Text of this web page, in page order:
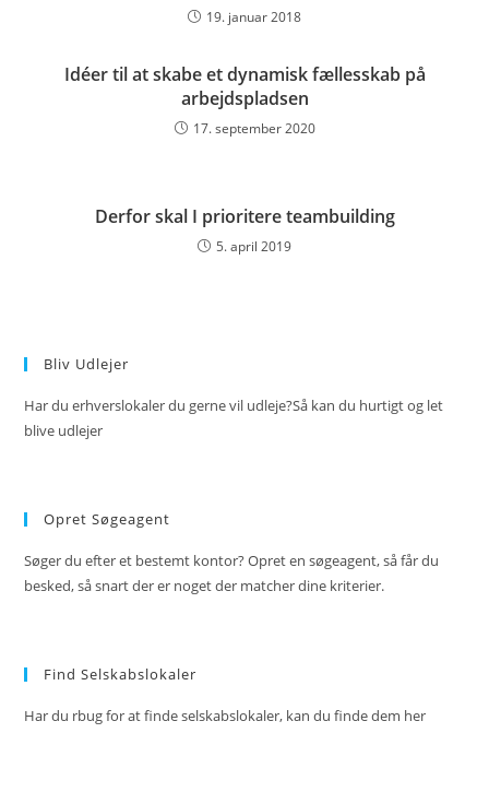
19. januar 2018
Idéer til at skabe et dynamisk fællesskab på
arbejdspladsen
17. september 2020
Derfor skal I prioritere teambuilding
5. april 2019
Bliv Udlejer
Har du erhverslokaler du gerne vil udleje?Så kan du hurtigt og let
blive udlejer
Opret Søgeagent
Søger du efter et bestemt kontor? Opret en søgeagent, så får du
besked, så snart der er noget der matcher dine kriterier.
Find Selskabslokaler
Har du rbug for at finde selskabslokaler, kan du finde dem her